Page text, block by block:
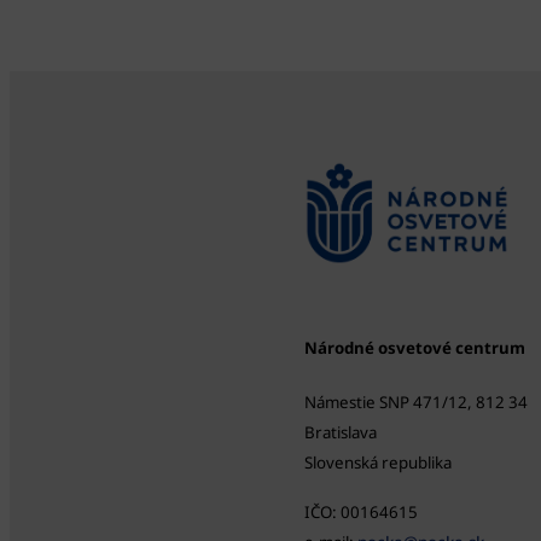
Národné osvetové centrum
Námestie SNP 471/12, 812 34
Bratislava
Slovenská republika
IČO: 00164615